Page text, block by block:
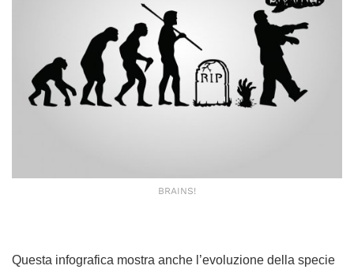
BRAINS!
Questa infografica mostra anche l’evoluzione della specie